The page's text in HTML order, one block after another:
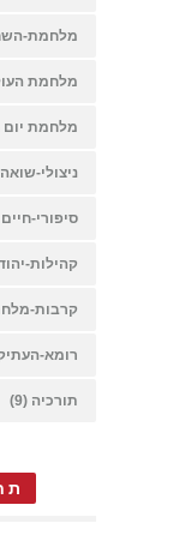
מלחמת-
מלחמת
מלחמת יום
ניצולי-שואה
סיפורי-חיים
קהילות-
קרבות-
רומא-
תורכיה (9)